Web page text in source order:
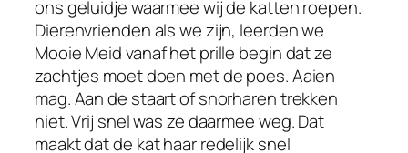
ons geluidje waarmee wij de katten roepen.
Dierenvrienden als we zijn, leerden we
Mooie Meid vanaf het prille begin dat ze
zachtjes moet doen met de poes. Aaien
mag. Aan de staart of snorharen trekken
niet. Vrij snel was ze daarmee weg. Dat
maakt dat de kat haar redelijk snel